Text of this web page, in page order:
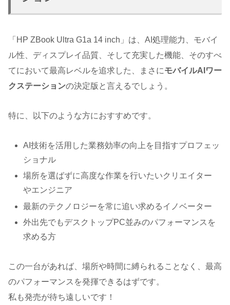
「HP ZBook Ultra G1a 14 inch」は、AI処理能力、モバイ
ル性、ディスプレイ品質、そして充実した機能、そのすべ
てにおいて最高レベルを追求した、まさにモバイルAIワー
クステーションの決定版と言えるでしょう。
特に、以下のような方におすすめです。
AI技術を活用した業務効率の向上を目指すプロフェッ
ショナル
場所を選ばずに高度な作業を行いたいクリエイター
やエンジニア
最新のテクノロジーを常に追い求めるイノベーター
外出先でもデスクトップPC並みのパフォーマンスを
求める方
この一台があれば、場所や時間に縛られることなく、最高
のパフォーマンスを発揮できるはずです。
私も発売が待ち遠しいです！